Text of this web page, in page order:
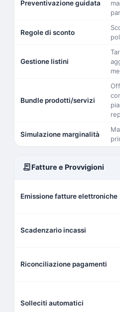
Preventivazione guidata
Regole di sconto
Gestione listini
Bundle prodotti/servizi
Simulazione marginalità
receipt_longFatture e Provvigioni
Emissione fatture elettroniche
Scadenzario incassi
Riconciliazione pagamenti
Solleciti automatici